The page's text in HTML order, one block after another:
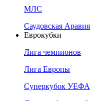
МЛС
Саудовская Аравия
Еврокубки
Лига чемпионов
Лига Европы
Суперкубок УЕФА